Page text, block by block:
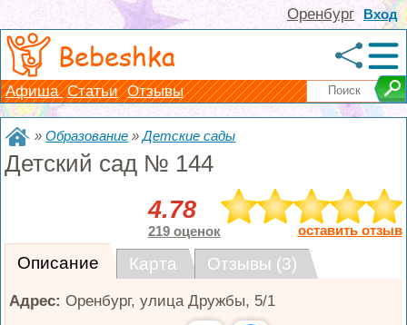
Вход
Оренбург
Bebeshka
Афиша Статьи Отзывы
»Образование »Детские сады
Детский сад № 144
4.78
219 оценок оставить отзыв
Описание Карта Отзывы (3)
Адрес: Оренбург,улица Дружбы, 5/1